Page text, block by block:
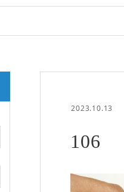
2023.10.13
106